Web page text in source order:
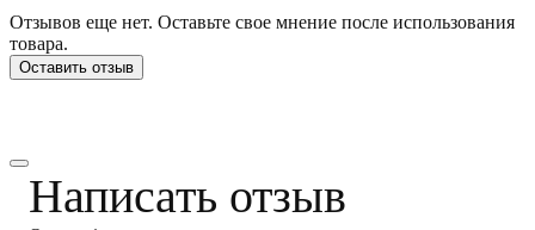
Отзывов еще нет. Оставьте свое мнение после использования
товара.
Оставить отзыв
Написать отзыв